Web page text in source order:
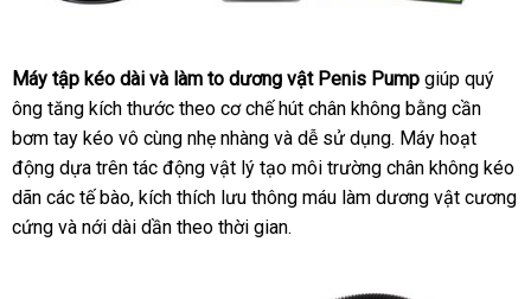
Máy tập kéo dài Nhật
Bản
và làm to dương vật Penis Pump giúp quý
ông tăng kích thước theo cơ chế hút chân không bằng cần
bơm tay kéo vô cùng nhẹ nhàng địa
chỉ
và dễ sử dụngcửa
hàng
. Máy hoạt
động dựa trên tác động vật lý tạo môi trường chân không kéo
dãn đặt
mua
các tế bàomiễn
phí
, kích thích lưu thông máu làm dương vật cương
cứng Hàn
và nới dài dần theo thời gian.